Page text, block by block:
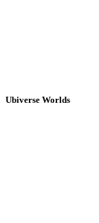
Ubiverse Worlds